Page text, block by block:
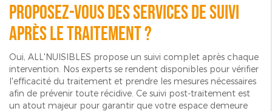
Proposez-vous des services de suivi
après le traitement ?
Oui, ALL'NUISIBLES propose un suivi complet après chaque
intervention. Nos experts se rendent disponibles pour vérifier
l'efficacité du traitement et prendre les mesures nécessaires
afin de prévenir toute récidive. Ce suivi post-traitement est
un atout majeur pour garantir que votre espace demeure